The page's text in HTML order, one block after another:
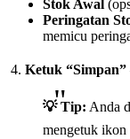
Stok Awal
Peringatan
memicu
Ketuk “Simpan”
💡 Tip: Anda
mengetuk ikon